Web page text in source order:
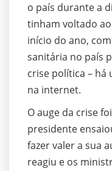
o país durante a
tinham voltado
início do ano,
sanitária no país
crise política – há
na internet.
O auge da crise
presidente
fazer valer a sua
reagiu e os